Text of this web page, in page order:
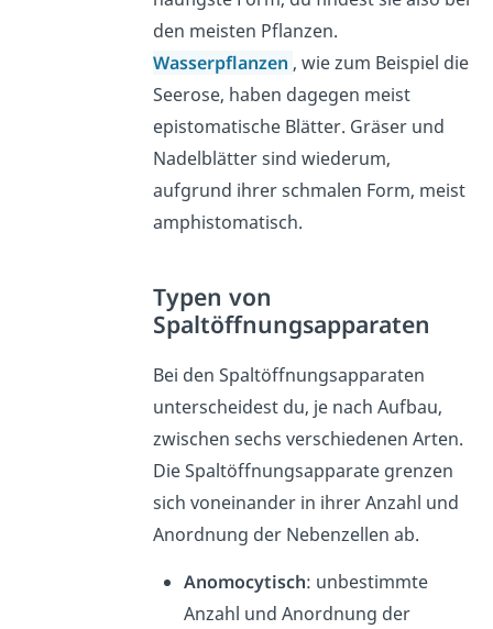
den meisten Pflanzen.
Wasserpflanzen , wie zum Beispiel die
Seerose, haben dagegen meist
epistomatische Blätter. Gräser und
Nadelblätter sind wiederum,
aufgrund ihrer schmalen Form, meist
amphistomatisch.
Typen von
Spaltöffnungsapparaten
Bei den Spaltöffnungsapparaten
unterscheidest du, je nach Aufbau,
zwischen sechs verschiedenen Arten.
Die Spaltöffnungsapparate grenzen
sich voneinander in ihrer Anzahl und
Anordnung der Nebenzellen ab.
Anomocytisch: unbestimmte
Anzahl und Anordnung der